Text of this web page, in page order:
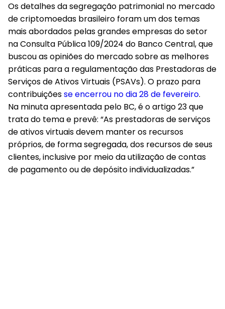
Os detalhes da segregação patrimonial no mercado
de criptomoedas brasileiro foram um dos temas
mais abordados pelas grandes empresas do setor
na Consulta Pública 109/2024 do Banco Central, que
buscou as opiniões do mercado sobre as melhores
práticas para a regulamentação das Prestadoras de
Serviços de Ativos Virtuais (PSAVs). O prazo para
contribuiçõesse encerrou no dia 28 de fevereiro.
Na minuta apresentada pelo BC, é o artigo 23 que
trata do tema e prevê: “As prestadoras de serviços
de ativos virtuais devem manter os recursos
próprios, de forma segregada, dos recursos de seus
clientes, inclusive por meio da utilização de contas
de pagamento ou de depósito individualizadas.”